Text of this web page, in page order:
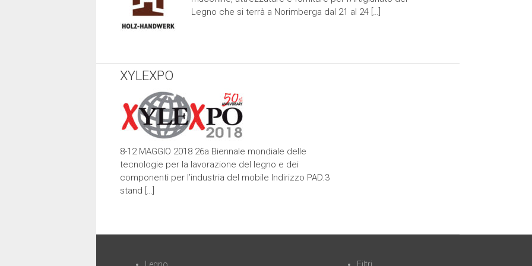
Legno che si terrà a Norimberga dal 21 al 24 […]
XYLEXPO
8-12 MAGGIO 2018 26a Biennale mondiale delle
tecnologie per la lavorazione del legno e dei
componenti per l’industria del mobile Indirizzo PAD.3
stand […]